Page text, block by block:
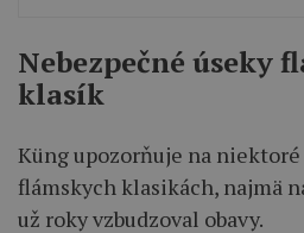
Nebezpečné úseky
klasík
Küng upozorňuje na
flámskych klasikách, najmä
už roky vzbudzoval obavy.